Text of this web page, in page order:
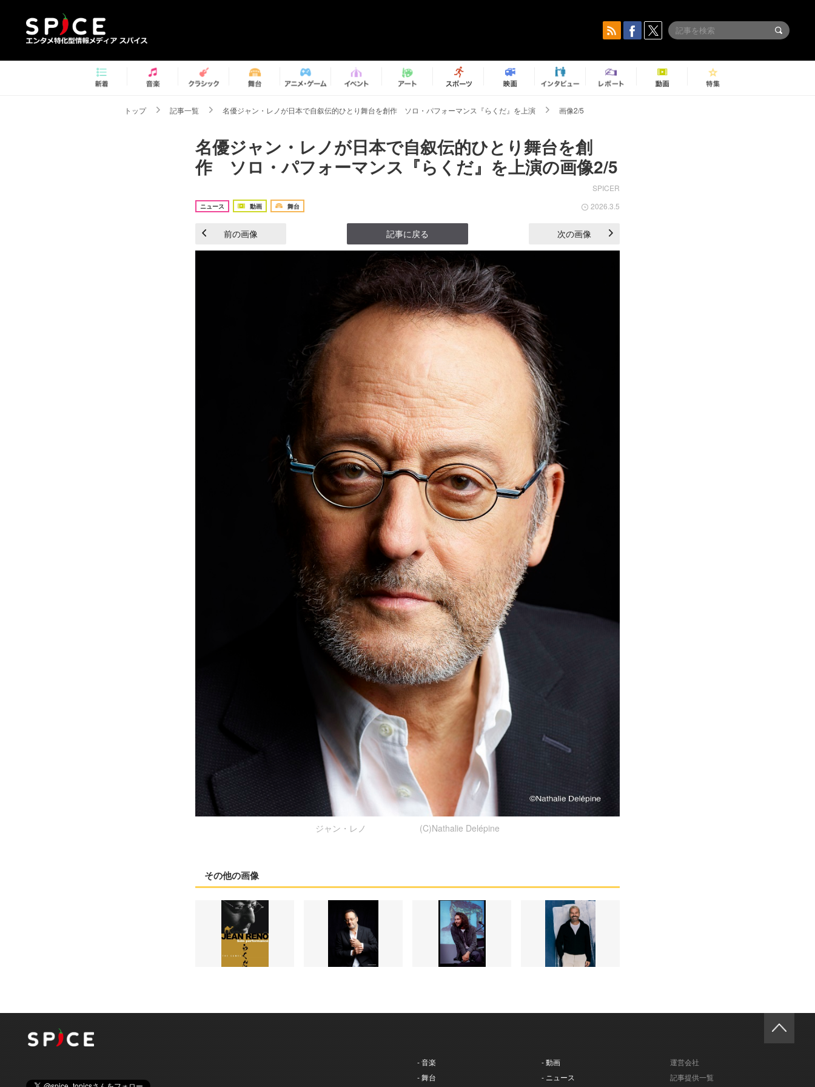
トップ 記事一覧 名優ジャン・レノが日本で自叙伝的ひとり舞台を創作 ソロ・パフォーマンス『らくだ』を上演 画像2/5
名優ジャン・レノが日本で自叙伝的ひとり舞台を創
作 ソロ・パフォーマンス『らくだ』を上演の画像2/5
SPICER
ニュース 動画 舞台 2026.3.5
前の画像 記事に戻る 次の画像
ジャン・レノ (C)Nathalie Delépine
その他の画像
- 音楽
- 舞台
- 動画
- ニュース
運営会社
記事提供一覧